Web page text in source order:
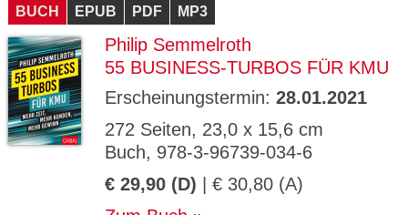
BUCH EPUB PDF MP3
Philip Semmelroth
55 BUSINESS-TURBOS FÜR KMU
Erscheinungstermin: 28.01.2021
272 Seiten, 23,0 x 15,6 cm
Buch, 978-3-96739-034-6
€ 29,90 (D) | € 30,80 (A)